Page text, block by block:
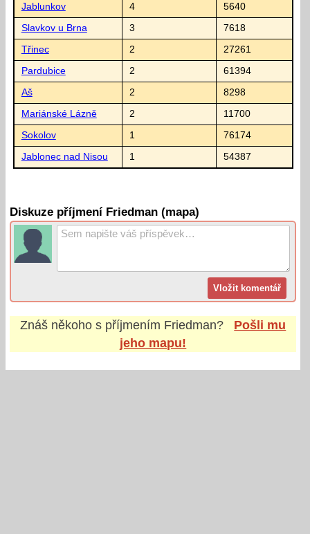
Jablunkov 4 5640
Slavkov u Brna 3 7618
Třinec 2 27261
Pardubice 2 61394
Aš 2 8298
Mariánské Lázně 2 11700
Sokolov 1 76174
Jablonec nad Nisou 1 54387
Diskuze příjmení Friedman (mapa)
Znáš někoho s příjmením Friedman?
Pošli mu
jeho mapu!